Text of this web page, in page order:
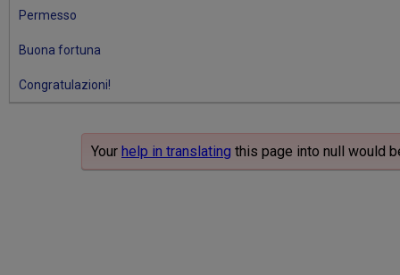
Permesso
Buona fortuna
Congratulazioni!
Your help in translating this page into null would